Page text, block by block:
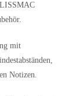
mit
Notizen.